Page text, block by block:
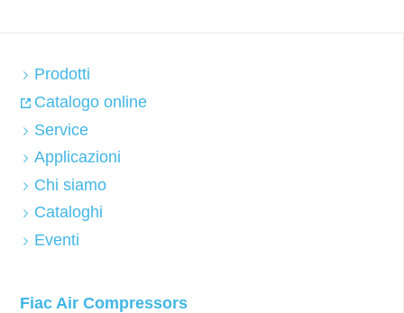
Prodotti
Catalogo online
Service
Applicazioni
Chi siamo
Cataloghi
Eventi
Fiac Air Compressors